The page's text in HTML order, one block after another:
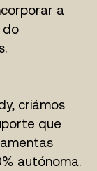
a
do
criámos
que
autónoma.